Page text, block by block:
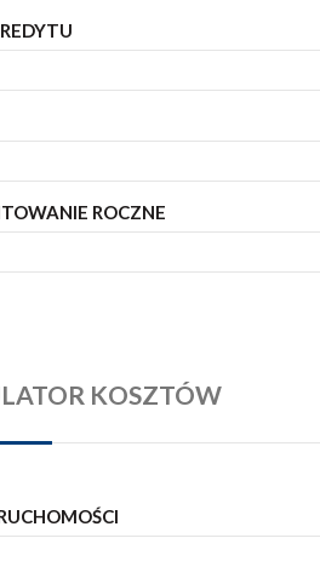
ROCZNE
KOSZTÓW